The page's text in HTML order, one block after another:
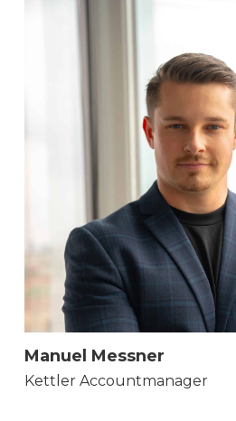
Manuel Messner
Kettler Accountmanager